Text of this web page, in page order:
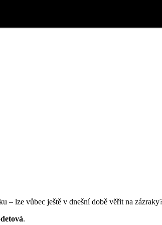
– lze vůbec ještě v dnešní době věřit na
.